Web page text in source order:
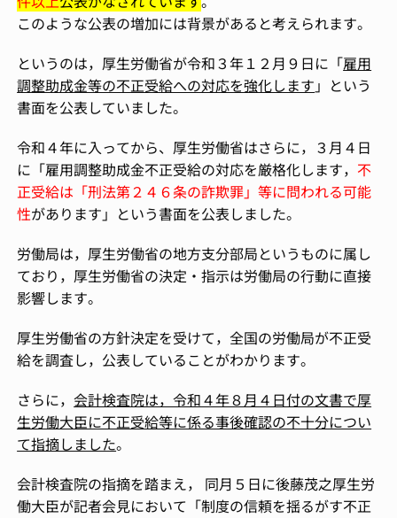
このような公表の増加には背景があると考えられます。
というのは，厚生労働省が令和３年１２月９日に「雇用
調整助成金等の不正受給への対応を強化します 」という
書面を公表していました。
令和４年に入ってから、厚生労働省はさらに，３月４日
に「雇用調整助成金不正受給の対応を厳格化します， 不
正受給は「刑法第２４６条の詐欺罪」等に問われる可能
性があります」という書面を公表しました。
労働局は，厚生労働省の地方支分部局というものに属し
ており，厚生労働省の決定・指示は労働局の行動に直接
影響します。
厚生労働省の方針決定を受けて，全国の労働局が不正受
給を調査し，公表していることがわかります。
さらに，会計検査院は，令和４年８月４日付の文書で厚
生労働大臣に不正受給等に係る事後確認の不十分につい
て指摘しました。
会計検査院の指摘を踏まえ， 同月５日に後藤茂之厚生労
働大臣が記者会見において「制度の信頼を揺るがす不正